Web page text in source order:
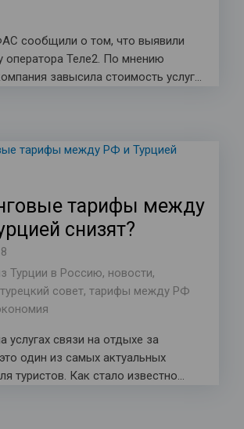
сообщили о том, что выявили
оператора Теле2. По мнению
завысила стоимость услуг…
тарифы между
снизят?
Турции в Россию, новости,
совет, тарифы между РФ
услугах связи на отдыхе за
один из самых актуальных
туристов. Как стало известно…